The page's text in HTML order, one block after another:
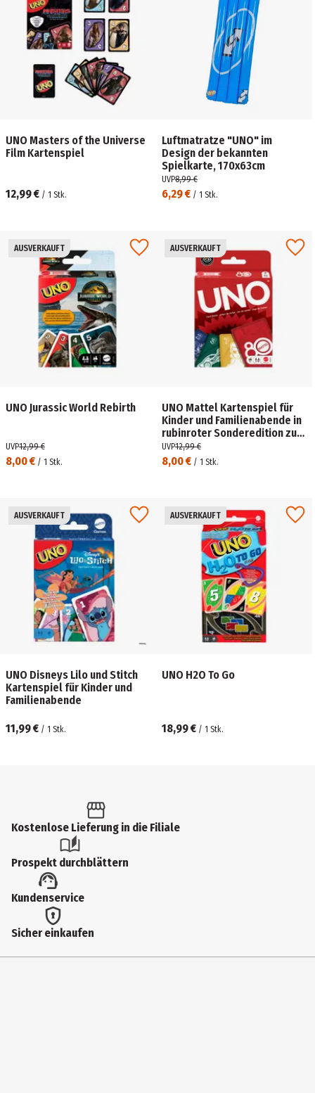
UNO Masters of the Universe
Film Kartenspiel
12,99 € / 1 Stk.
Luftmatratze "UNO" im
Design der bekannten
Spielkarte, 170x63cm
6,29 € / 1 Stk.
UVP8,99 €
AUSVERKAUFT
UNO Jurassic World Rebirth
8,00 € / 1 Stk.
UVP12,99 €
AUSVERKAUFT
UNO Mattel Kartenspiel für
Kinder und Familienabende in
rubinroter Sonderedition zum
80. Jubiläum
8,00 € / 1 Stk.
UVP12,99 €
AUSVERKAUFT
UNO Disneys Lilo und Stitch
Kartenspiel für Kinder und
Familienabende
11,99 € / 1 Stk.
AUSVERKAUFT
UNO H2O To Go
18,99 € / 1 Stk.
Kostenlose Lieferung in die Filiale
Prospekt durchblättern
Kundenservice
Sicher einkaufen